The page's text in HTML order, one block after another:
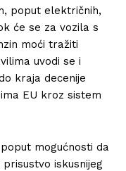
poput električnih,
će se za vozila s
moći tražiti
uvodi se i
kraja decenije
EU kroz sistem
mogućnosti da
iskusnijeg